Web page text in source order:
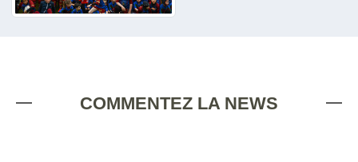
COMMENTEZ LA NEWS